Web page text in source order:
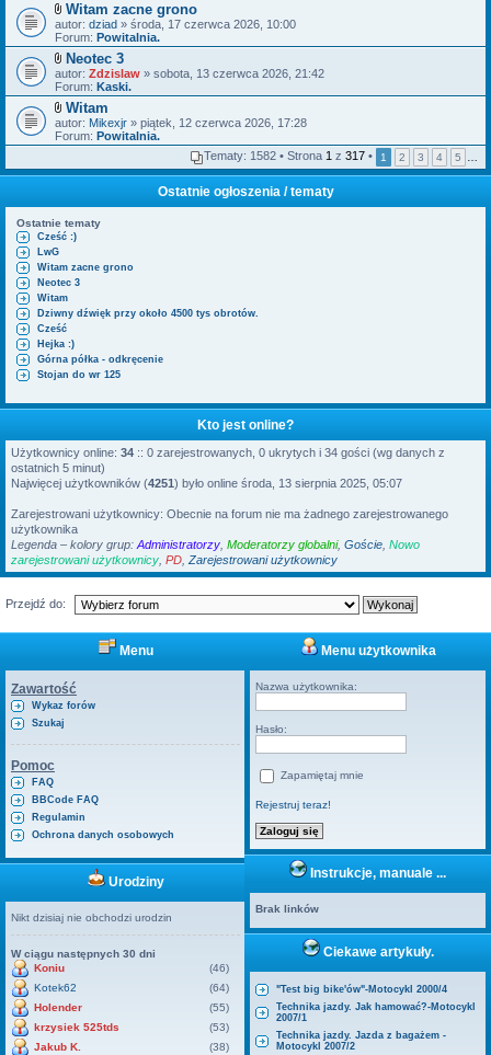
Z
a
ł
c
z
n
k
i
Witam zacne grono
autor: dziad » środa, 17 czerwca 2026, 10:00
Forum: Powitalnia.
Z
a
ł
ą
c
z
n
k
Neotec 3
autor: Zdzislaw » sobota, 13 czerwca 2026, 21:42
Forum: Kaski.
Z
a
ł
c
k
i
Witam
autor: Mikexjr » piątek, 12 czerwca 2026, 17:28
Forum: Powitalnia.
Tematy: 1582 • Strona 1 z 317 • 1 2 3 4 5 …
Ostatnie ogłoszenia / tematy
Ostatnie tematy
Cześć :)
LwG
Witam zacne grono
Neotec 3
Witam
Dziwny dźwięk przy około 4500 tys obrotów.
Cześć
Hejka :)
Górna półka - odkręcenie
Stojan do wr 125
Kto jest online?
Użytkownicy online: 34 :: 0 zarejestrowanych, 0 ukrytych i 34 gości (wg danych z
ostatnich 5 minut)
Najwięcej użytkowników (4251 ) było online środa, 13 sierpnia 2025, 05:07
Zarejestrowani użytkownicy: Obecnie na forum nie ma żadnego zarejestrowanego
użytkownika
Legenda – kolory grup: Administratorzy Moderatorzy globalni, Goście Nowo
zarejestrowani użytkownicy PD Zarejestrowani użytkownicy
Przejdź do:
Menu
Zawartość
Wykaz forów
Szukaj
Pomoc
FAQ
BBCode FAQ
Regulamin
Ochrona danych osobowych
Urodziny
Nikt dzisiaj nie obchodzi urodzin
W ciągu następnych 30 dni
Koniu
(46)
Kotek62
(64)
Holender
(55)
krzysiek 525tds
(53)
Jakub K.
(38)
Menu użytkownika
Nazwa użytkownika:
Hasło:
Zapamiętaj mnie
Rejestruj teraz!
Instrukcje, manuale ...
Brak linków
Ciekawe artykuły.
"Test big bike'ów"-Motocykl 2000/4
Technika jazdy. Jak hamować?-Motocykl
2007/1
Technika jazdy. Jazda z bagażem -
Motocykl 2007/2